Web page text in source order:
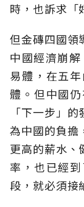
時，也訴求「
但金磚四國領
中國經濟崩
易體，在五
體。但中國
「下一步」
為中國的負擔
更高的薪水、
率，也已經
段，就必須接